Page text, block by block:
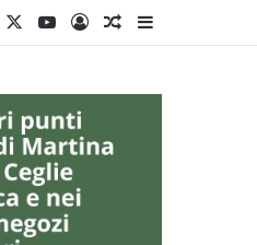
FacebookYou TubeAccediUn articolo a